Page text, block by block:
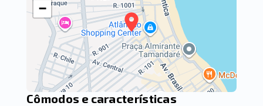
−
Cômodos e características